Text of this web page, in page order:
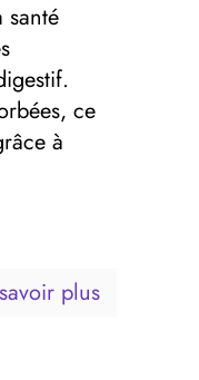
ce
à
plus